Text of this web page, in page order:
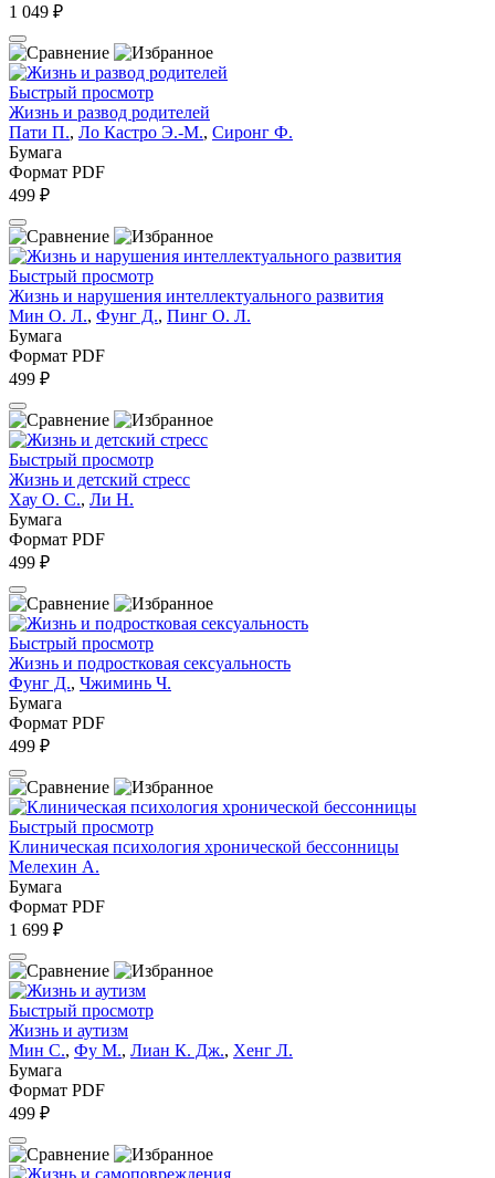
1 049 ₽
Быстрый просмотр
Жизнь и развод родителей
Пати П., Ло Кастро Э.-М., Сиронг Ф.
Бумага
Формат PDF
499 ₽
Быстрый просмотр
Жизнь и нарушения интеллектуального развития
Мин О. Л., Фунг Д., Пинг О. Л.
Бумага
Формат PDF
499 ₽
Быстрый просмотр
Жизнь и детский стресс
Хау О. С., Ли Н.
Бумага
Формат PDF
499 ₽
Быстрый просмотр
Жизнь и подростковая сексуальность
Фунг Д., Чжиминь Ч.
Бумага
Формат PDF
499 ₽
Быстрый просмотр
Клиническая психология хронической бессонницы
Мелехин А.
Бумага
Формат PDF
1 699 ₽
Быстрый просмотр
Жизнь и аутизм
Мин С., Фу М., Лиан К. Дж., Хенг Л.
Бумага
Формат PDF
499 ₽